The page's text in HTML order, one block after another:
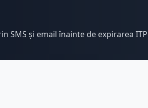
SMS și email înainte de expirarea